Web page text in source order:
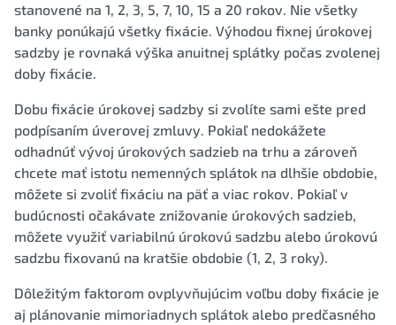
stanovené na 1, 2, 3, 5, 7, 10, 15 a 20 rokov. Nie všetky
banky ponúkajú všetky fixácie. Výhodou fixnej úrokovej
sadzby je rovnaká výška anuitnej splátky počas zvolenej
doby fixácie.
Dobu fixácie úrokovej sadzby si zvolíte sami ešte pred
podpísaním úverovej zmluvy. Pokiaľ nedokážete
odhadnúť vývoj úrokových sadzieb na trhu a zároveň
chcete mať istotu nemenných splátok na dlhšie obdobie,
môžete si zvoliť fixáciu na päť a viac rokov. Pokiaľ v
budúcnosti očakávate znižovanie úrokových sadzieb,
môžete využiť variabilnú úrokovú sadzbu alebo úrokovú
sadzbu fixovanú na kratšie obdobie (1, 2, 3 roky).
Dôležitým faktorom ovplyvňujúcim voľbu doby fixácie je
aj plánovanie mimoriadnych splátok alebo predčasného